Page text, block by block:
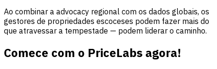
Ao combinar a advocacy regional com os dados globais, os
gestores de propriedades escoceses podem fazer mais do
que atravessar a tempestade — podem liderar o caminho.
Comece com o PriceLabs agora!